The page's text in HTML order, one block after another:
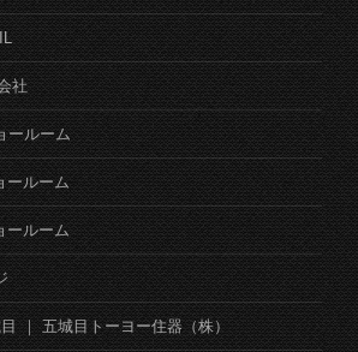
社
ールーム
ールーム
ールーム
｜ 五城目トーヨー住器（株）